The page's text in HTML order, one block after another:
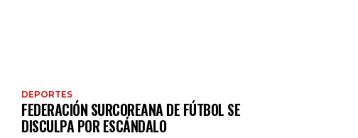
DEPORTES
FEDERACIÓN SURCOREANA DE FÚTBOL SE
DISCULPA POR ESCÁNDALO